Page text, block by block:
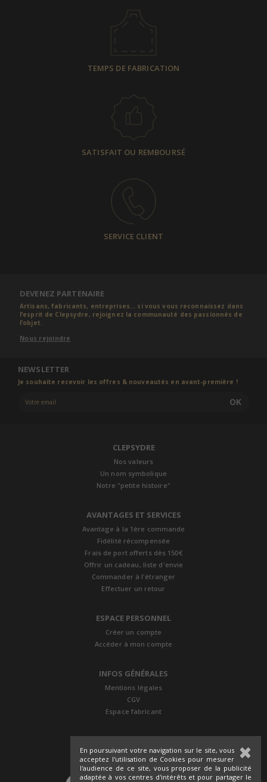
En poursuivant votre navigation sur le site, vous
acceptez l'utilisation de Cookies pour mesurer
l'audience de ce site, vous proposer de la publicité
adaptée à vos centres d'intérêts et pour partager le
TEMPS DE FABRICATION
SATISFAIT OU REMBOURSÉ
SERVICE CLIENT
DEVENEZ PARTENAIRE
Artisans, fabricants, entreprises... si vous vous reconnaissez dans
l’esprit de Clepsydre, rejoignez la communauté des passionnés de
l’objet.
Nous rejoindre
NEWSLETTER
Je souhaite recevoir les offres & nouveautés en avant-première !
OK
CLEPSYDRE
Nos valeurs
Un nom symbolique
Notre "petite histoire"
AVANTAGES ET SERVICES
Avantage à la 1ère commande
Fidélité récompensée
Frais de port offerts dès 150€
Offrir un cadeau, liste d'envie
Commander à l'étranger
Effectuer un retour
ESPACE PERSONNEL
Créer un compte
Accéder à mon compte
INFOS GÉNÉRALES
Mentions légales
CGV
Espace fabricant